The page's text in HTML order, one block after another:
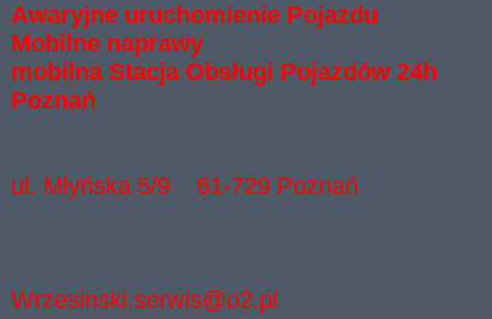
Awaryjne uruchomienie Pojazdu
Mobilne naprawy
mobilna Stacja Obsługi Pojazdów 24h
Poznań
ul. Młyńska 5/9 61-729 Poznań
Wrzesinski.serwis@o2.pl